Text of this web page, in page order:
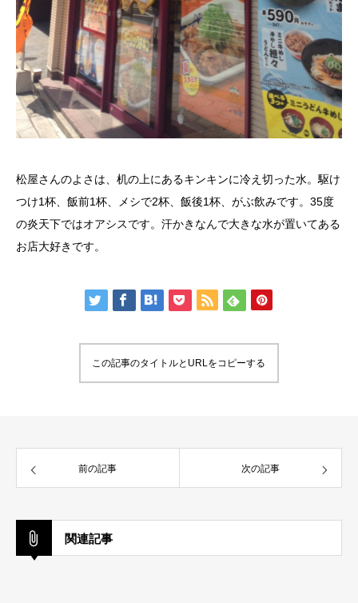
松屋さんのよさは、机の上にあるキンキンに冷え切った水。駆け
つけ1杯、飯前1杯、メシで2杯、飯後1杯、がぶ飲みです。35度
の炎天下ではオアシスです。汗かきなんで大きな水が置いてある
お店大好きです。
この記事のタイトルとURLをコピーする
前の記事 次の記事
関連記事